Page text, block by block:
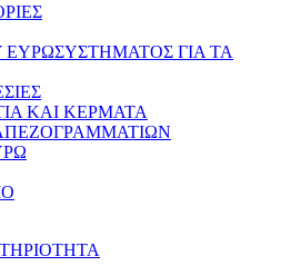
ΕΥΡΩΣΥΣΤΗΜΑΤΟΣ ΓΙΑ ΤΑ
ΚΑΙ ΚΕΡΜΑΤΑ